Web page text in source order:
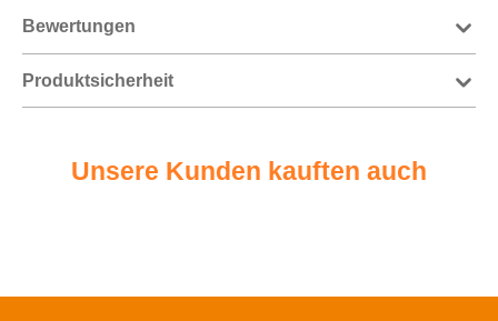
Bewertungen
Produktsicherheit
Unsere Kunden kauften auch